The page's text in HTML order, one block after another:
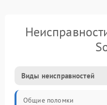
Виды неисправностей
Общие поломки